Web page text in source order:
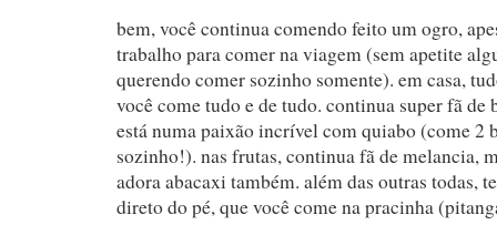
bem, você continua comendo feito um ogro,
trabalho para comer na viagem (sem apetite
querendo comer sozinho somente). em casa,
você come tudo e de tudo. continua super fã de
está numa paixão incrível com quiabo (come 2
sozinho!). nas frutas, continua fã de melancia,
adora abacaxi também. além das outras todas,
direto do pé, que você come na pracinha